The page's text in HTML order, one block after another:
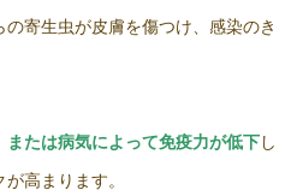
の寄生虫が皮膚を傷つけ、感染のき
または病気によって免疫力が低下し
高まります。